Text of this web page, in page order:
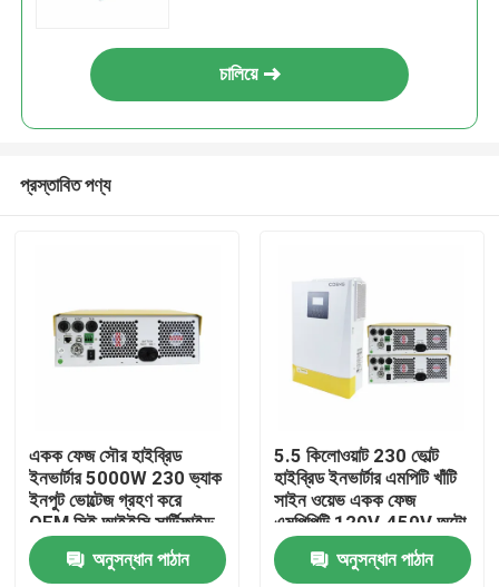
বাড়ি
চালিয়ে
প্রস্তাবিত পণ্য
একক ফেজ সৌর হাইব্রিড
ইনভার্টার 5000W 230 ভ্যাক
ইনপুট ভোল্টেজ গ্রহণ করে
OEM সিই আইইসি সার্টিফাইড
অনুসন্ধান পাঠান
5.5 কিলোওয়াট 230 ভোল্ট
হাইব্রিড ইনভার্টার এমপিটি খাঁটি
সাইন ওয়েভ একক ফেজ
এমপিপিটি 120V-450V অটো
সেন্সিং
অনুসন্ধান পাঠান